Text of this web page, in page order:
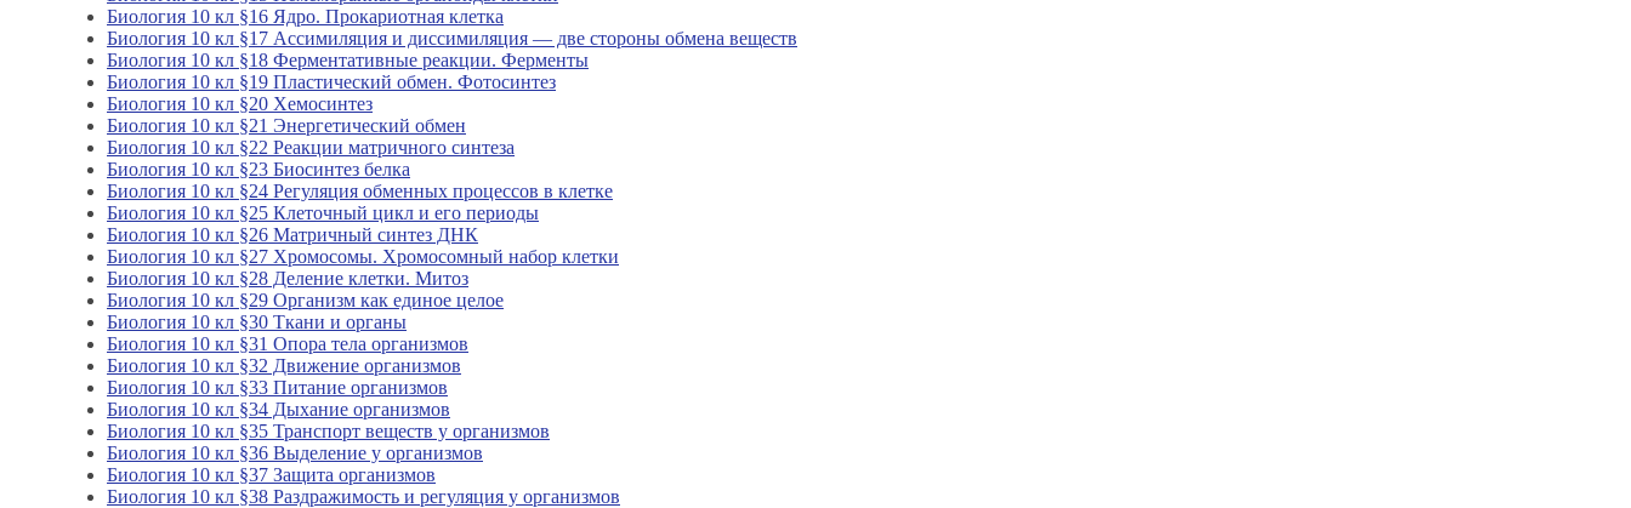
Биология 10 кл §16 Ядро. Прокариотная клетка
Биология 10 кл §17 Ассимиляция и диссимиляция — две стороны обмена веществ
Биология 10 кл §18 Ферментативные реакции. Ферменты
Биология 10 кл §19 Пластический обмен. Фотосинтез
Биология 10 кл §20 Хемосинтез
Биология 10 кл §21 Энергетический обмен
Биология 10 кл §22 Реакции матричного синтеза
Биология 10 кл §23 Биосинтез белка
Биология 10 кл §24 Регуляция обменных процессов в клетке
Биология 10 кл §25 Клеточный цикл и его периоды
Биология 10 кл §26 Матричный синтез ДНК
Биология 10 кл §27 Хромосомы. Хромосомный набор клетки
Биология 10 кл §28 Деление клетки. Митоз
Биология 10 кл §29 Организм как единое целое
Биология 10 кл §30 Ткани и органы
Биология 10 кл §31 Опора тела организмов
Биология 10 кл §32 Движение организмов
Биология 10 кл §33 Питание организмов
Биология 10 кл §34 Дыхание организмов
Биология 10 кл §35 Транспорт веществ у организмов
Биология 10 кл §36 Выделение у организмов
Биология 10 кл §37 Защита организмов
Биология 10 кл §38 Раздражимость и регуляция у организмов